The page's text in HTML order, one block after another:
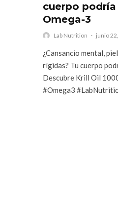
cuerpo
Omega-3
Lab Nutrition · junio
¿Cansancio mental,
rígidas? Tu cuerpo
Descubre Krill Oil
#Omega3